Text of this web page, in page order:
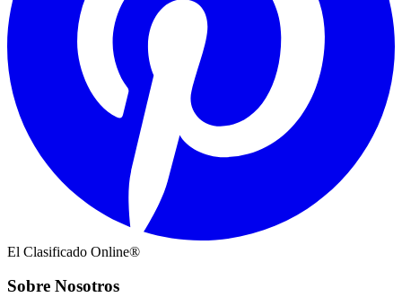
El Clasificado Online®
Sobre Nosotros